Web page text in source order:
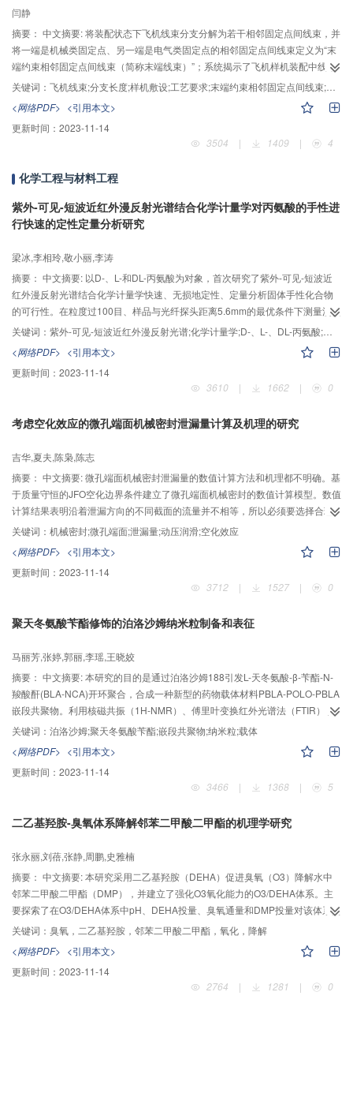
闫静
摘要： 中文摘要: 将装配状态下飞机线束分支分解为若干相邻固定点间线束，并
将一端是机械类固定点、另一端是电气类固定点的相邻固定点间线束定义为“末
端约束相邻固定点间线束（简称末端线束）”；系统揭示了飞机样机装配中线束
分支长度的确定原理，提出原型机上确定分支长度的单元是相邻固定点间线束
长度，人工确定相邻固定点间线束长度的思维过程可以抽象为预定长度下满足
工艺几何要求和工艺间隙要求两个判据的迭代过程；基于该线束分支长度确定
原理，建立了可用于计算机平台计算的末端线束最大、最小长度模型。为求解
长度模型，采用6R机器人手臂建立了末端线束初步几何模型，并通过6根杆件
型中主体部分中心线精细化为端点不变、等长的圆弧，进而建立了末端线束精
细几何模型，提高了间隙检测精度。最后，基于虚拟现实平台对末端线束长度
模型进行了编程实现，并进行了实验验证。
关键词： 飞机线束;分支长度;样机敷设;工艺要求;末端约束相邻固定点间线束;工艺长度建模
<网络PDF> <引用本文>
更新时间： 2023-11-14
3504
| 1409 | 4
化学工程与材料工程
紫外-可见-短波近红外漫反射光谱结合化学计量学对丙氨酸的手性进
行快速的定性定量分析研究
梁冰,李相玲,敬小丽,李涛
摘要： 中文摘要: 以D-、L-和DL-丙氨酸为对象，首次研究了紫外-可见-短波近
红外漫反射光谱结合化学计量学快速、无损地定性、定量分析固体手性化合物
的可行性。在粒度过100目、样品与光纤探头距离5.6mm的最优条件下测量漫反
射光谱，经预处理后，采用主成份分析法（PCA）和判别偏最小二乘法（PLS-
DA）建模进行定性分析，结果预测判别准确率为100%。定量分析上，16个不
同比率的L-/D-丙氨酸二元混合粉末样的光谱经波长选择、光谱数据预处理后，
以偏最小二乘回归法（PLR）和支持向量回归法（SVR）建模，校正集和预测
集的最优决定系数（R2）均在0.99和0.98以上，绩效偏差率（RPD）值远高于
于手性固态丙氨酸的快速、无损分析，并有望于运用到手性药物的质量检测
关键词： 紫外-可见-短波近红外漫反射光谱;化学计量学;D-、L-、DL-丙氨酸;定性、定量
<网络PDF> <引用本文>
更新时间： 2023-11-14
3610
| 1662 | 0
考虑空化效应的微孔端面机械密封泄漏量计算及机理的研究
吉华,夏夫,陈枭,陈志
摘要： 中文摘要: 微孔端面机械密封泄漏量的数值计算方法和机理都不明确。基
于质量守恒的JFO空化边界条件建立了微孔端面机械密封的数值计算模型。数值
计算结果表明沿着泄漏方向的不同截面的流量并不相等，所以必须要选择合理
的积分截面才能计算出正确的泄漏量。根据径向流量场、周向流量场和压力场
的分析，讨论了沿着泄漏方向流量不等的原因，揭示了空化效应和动压效应形
成高压区，造成泄漏方向流体沿周向运动，从而降低了泄漏量。最后给出了微
孔端面机械密封泄漏量计算的公式和方法。
关键词： 机械密封;微孔端面;泄漏量;动压润滑;空化效应
<网络PDF> <引用本文>
更新时间： 2023-11-14
3712
| 1527 | 0
聚天冬氨酸苄酯修饰的泊洛沙姆纳米粒制备和表征
马丽芳,张婷,郭丽,李瑶,王晓姣
摘要： 中文摘要: 本研究的目的是通过泊洛沙姆188引发L-天冬氨酸-β-苄酯-N-
羧酸酐(BLA-NCA)开环聚合，合成一种新型的药物载体材料PBLA-POLO-PBLA
嵌段共聚物。利用核磁共振（1H-NMR）、傅里叶变换红外光谱法（FTIR）和
凝胶渗透色谱（GPC）对合成的聚合物结构和分子量进行表征；运用CCK-8法
研究了聚合物材料对A549的细胞毒性。采用乳化溶剂蒸发法制备伐昔洛韦
（VACV）聚合物纳米粒并对其理化性质进行了研究。动态光散射粒度仪
（DLS）和透射电子显微镜（TEM）结果显示该载药纳米粒的尺寸为200nm左
右, 具有圆球形态并且分散性能良好。用高效液相色谱法测得其载药量为
70.22%，具有明显缓释作用。因此，PBLA-POLO-PBLA嵌段共聚物在纳米载
关键词： 泊洛沙姆;聚天冬氨酸苄酯;嵌段共聚物;纳米粒;载体
<网络PDF> <引用本文>
更新时间： 2023-11-14
3466
| 1368 | 5
二乙基羟胺-臭氧体系降解邻苯二甲酸二甲酯的机理学研究
张永丽,刘蓓,张静,周鹏,史雅楠
摘要： 中文摘要: 本研究采用二乙基羟胺（DEHA）促进臭氧（O3）降解水中
邻苯二甲酸二甲酯（DMP），并建立了强化O3氧化能力的O3/DEHA体系。主
要探索了在O3/DEHA体系中pH、DEHA投量、臭氧通量和DMP投量对该体系的
影响及体系的氧化机理，并通过气相色谱/质谱（GC/MS）对DMP的降解产物进
（pH=3）明显提高DMP的降解率，DEHA投量为25μΜ时促进效果最佳；DMP
降解速率随臭氧通量的增加而增加，随DMP浓度的增加而减小，通过动力学计
算，该反应符合拟一级动力学反应；投加叔丁醇（TBA）能够明显抑制DMP的
关键词： 臭氧，二乙基羟胺，邻苯二甲酸二甲酯，氧化，降解
<网络PDF> <引用本文>
更新时间： 2023-11-14
2764
| 1281 | 0